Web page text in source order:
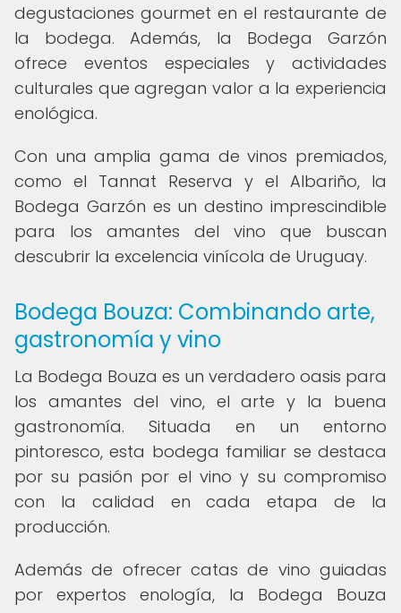
degustaciones gourmet en el restaurante de
la bodega. Además, la Bodega Garzón
ofrece eventos especiales y actividades
culturales que agregan valor a la experiencia
enológica.
Con una amplia gama de vinos premiados,
como el Tannat Reserva y el Albariño, la
Bodega Garzón es un destino imprescindible
para los amantes del vino que buscan
descubrir la excelencia vinícola de Uruguay.
Bodega Bouza: Combinando arte,
gastronomía y vino
La Bodega Bouza es un verdadero oasis para
los amantes del vino, el arte y la buena
gastronomía. Situada en un entorno
pintoresco, esta bodega familiar se destaca
por su pasión por el vino y su compromiso
con la calidad en cada etapa de la
producción.
Además de ofrecer catas de vino guiadas
por expertos enología, la Bodega Bouza